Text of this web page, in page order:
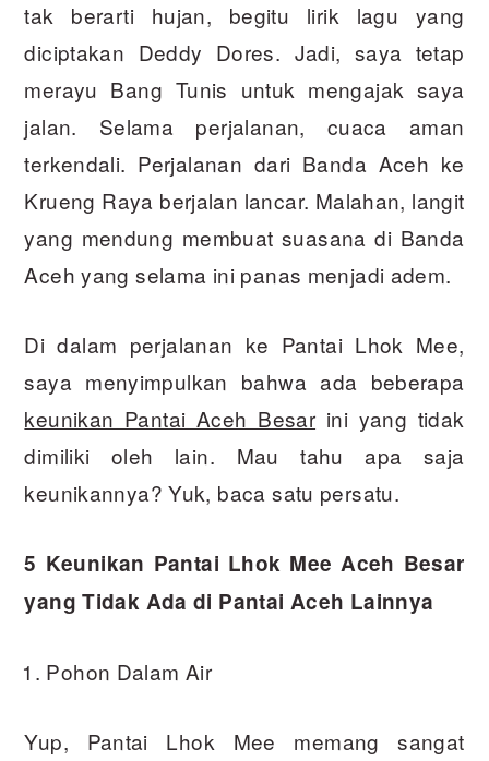
tak berarti hujan, begitu lirik lagu yang
diciptakan Deddy Dores. Jadi, saya tetap
merayu Bang Tunis untuk mengajak saya
jalan. Selama perjalanan, cuaca aman
terkendali. Perjalanan dari Banda Aceh ke
Krueng Raya berjalan lancar. Malahan, langit
yang mendung membuat suasana di Banda
Aceh yang selama ini panas menjadi adem.
Di dalam perjalanan ke Pantai Lhok Mee,
saya menyimpulkan bahwa ada beberapa
keunikan Pantai Aceh Besar ini yang tidak
dimiliki oleh lain. Mau tahu apa saja
keunikannya? Yuk, baca satu persatu.
5 Keunikan Pantai Lhok Mee Aceh Besar
yang Tidak Ada di Pantai Aceh Lainnya
Pohon Dalam Air
Yup, Pantai Lhok Mee memang sangat